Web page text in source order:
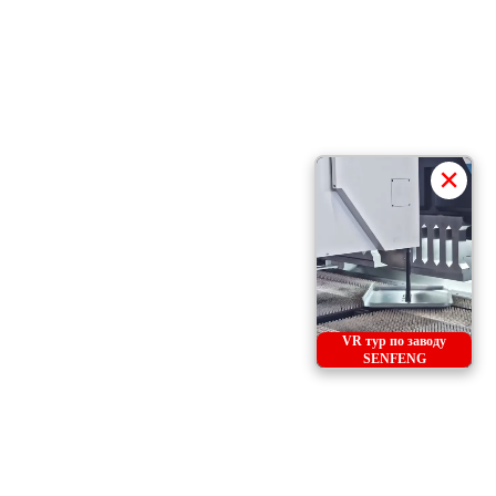
VR тур по заводу
SENFENG
×